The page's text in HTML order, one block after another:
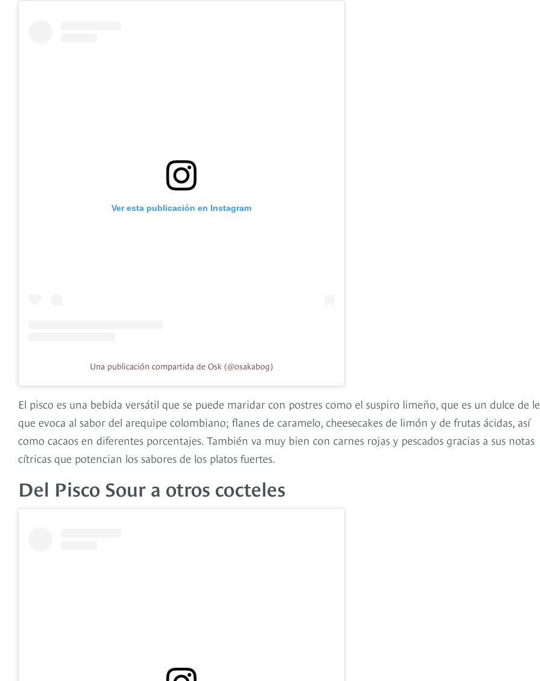
Ver esta publicación en Instagram
Una publicación compartida de Osk (@osakabog)
El pisco es una bebida versátil que se puede maridar con postres como el suspiro limeño, que es un dulce de
que evoca al sabor del arequipe colombiano; flanes de caramelo, cheesecakes de limón y de frutas ácidas, así
como cacaos en diferentes porcentajes. También va muy bien con carnes rojas y pescados gracias a sus notas
cítricas que potencian los sabores de los platos fuertes.
Del Pisco Sour a otros cocteles